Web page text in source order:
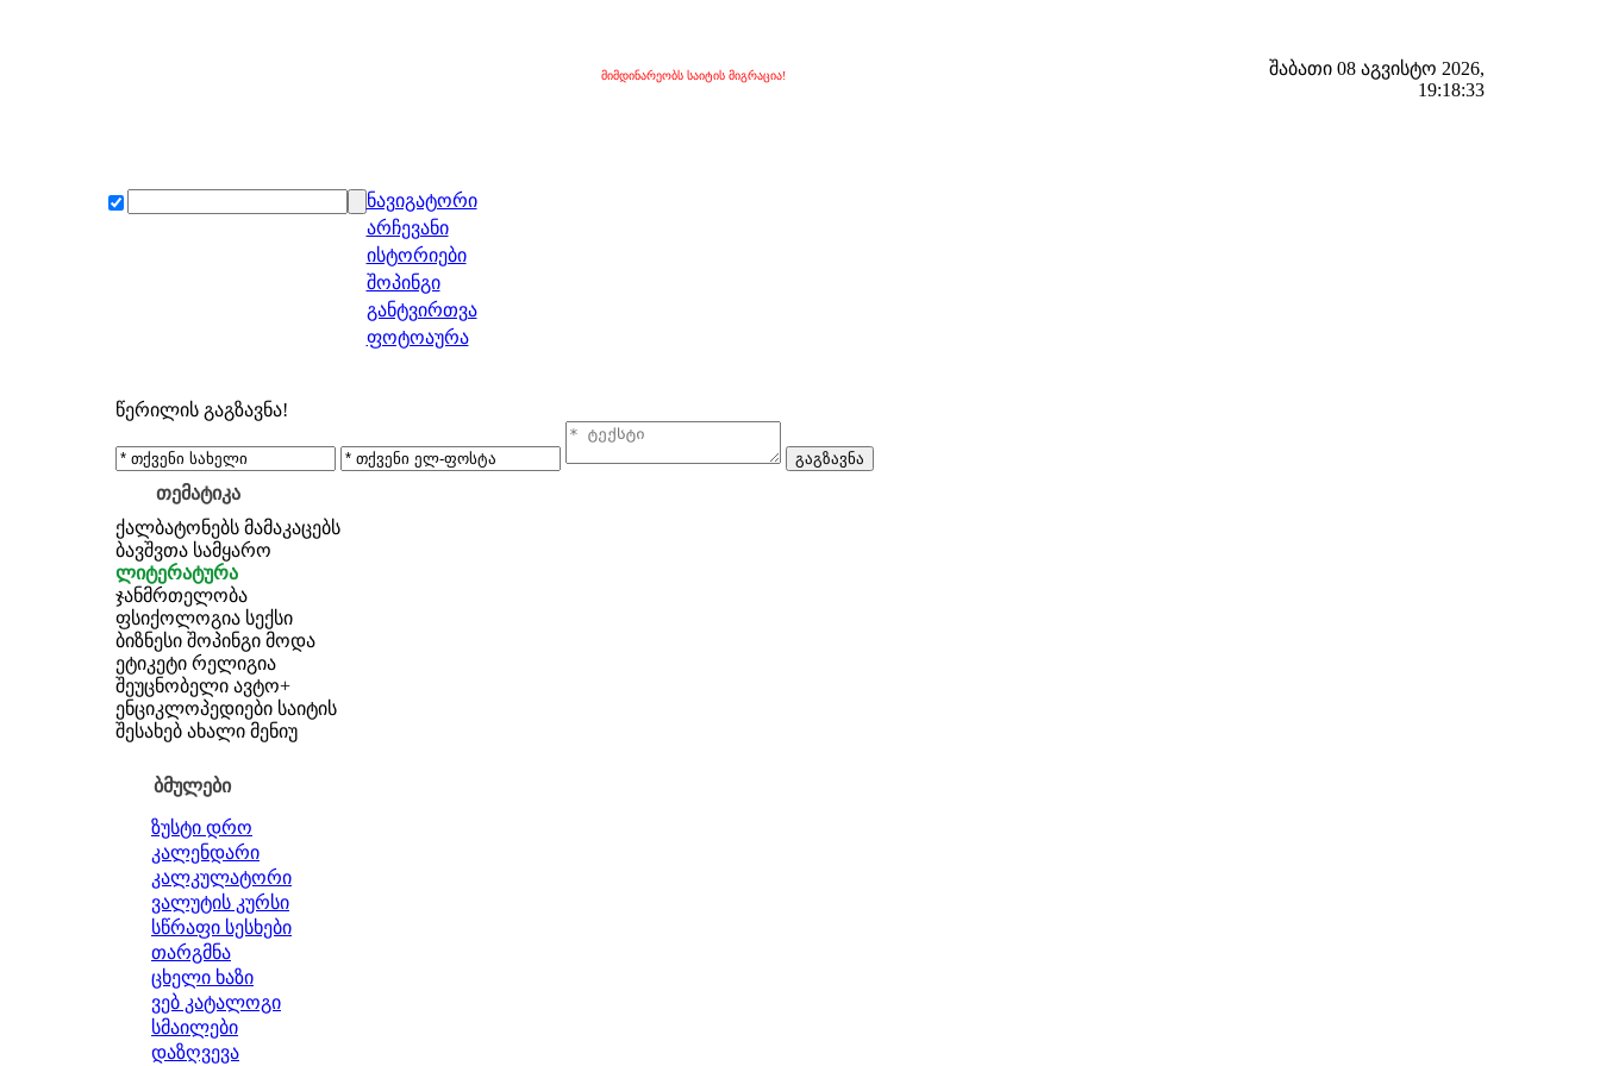
მიმდინარეობს საიტის მიგრაცია!
შაბათი 08 აგვისტო 2026,
19:18:34
ნავიგატორი
არჩევანი
ისტორიები
შოპინგი
განტვირთვა
ფოტოაურა
წერილის გაგზავნა!
თემატიკა
ქალბატონებს მამაკაცებს
ბავშვთა სამყარო
ლიტერატურა
ჯანმრთელობა
ფსიქოლოგია სექსი
ბიზნესი შოპინგი მოდა
ეტიკეტი რელიგია
შეუცნობელი ავტო+
ენციკლოპედიები საიტის
შესახებ ახალი მენიუ
ბმულები
ზუსტი დრო
კალენდარი
კალკულატორი
ვალუტის კურსი
სწრაფი სესხები
თარგმნა
ცხელი ხაზი
ვებ კატალოგი
სმაილები
დაზღვევა